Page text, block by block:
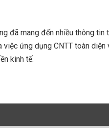
đã mang đến nhiều thông tin
ứng dụng CNTT toàn
kinh tế.